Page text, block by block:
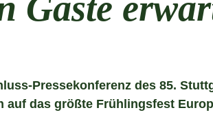
Gäste
Pressekonferenz des 85.
auf das größte Frühlingsfest